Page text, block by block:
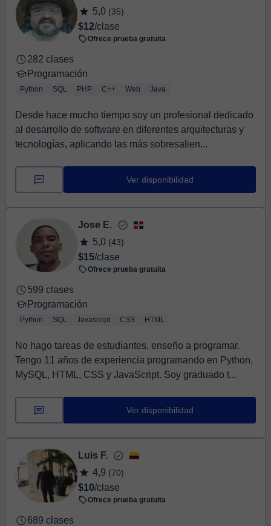
5,0 (35)
$12/clase
Ofrece prueba gratuita
282 clases
Programación
Python SQL PHP C++ Web Java
Desde hace mucho tiempo soy un profesional dedicado
al desarrollo de software en diferentes arquitecturas y
tecnologías, aplicando las más sobresalien...
Ver disponibilidad
Jose E.
5,0 (43)
$15/clase
Ofrece prueba gratuita
599 clases
Programación
Python SQL Javascript CSS HTML
No hago tareas de estudiantes, enseño a programar.
Tengo 11 años de experiencia programando en Python,
MySQL, HTML, CSS y JavaScript. Soy graduado t...
Ver disponibilidad
Luis F.
4,9 (70)
$10/clase
Ofrece prueba gratuita
689 clases